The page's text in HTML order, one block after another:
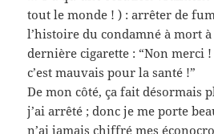
tout le monde ! ) : arrêter de
l’histoire du condamné à mort
dernière cigarette : “Non merci
c’est mauvais pour la santé !”
De mon côté, ça fait désormais
j’ai arrêté ; donc je me porte
n’ai jamais chiffré mes